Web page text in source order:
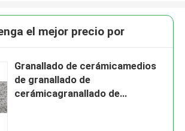
el mejor precio por
Granallado de cerámicamedios
de granallado de
cerámicagranallado de